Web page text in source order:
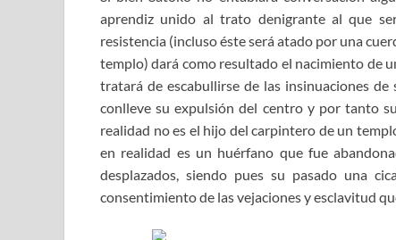
aprendiz unido al trato denigrante al que
resistencia (incluso éste será atado por una
templo) dará como resultado el nacimiento de
tratará de escabullirse de las insinuaciones
conlleve su expulsión del centro y por tanto
realidad no es el hijo del carpintero de un
en realidad es un huérfano que fue
desplazados, siendo pues su pasado una
consentimiento de las vejaciones y esclavitud